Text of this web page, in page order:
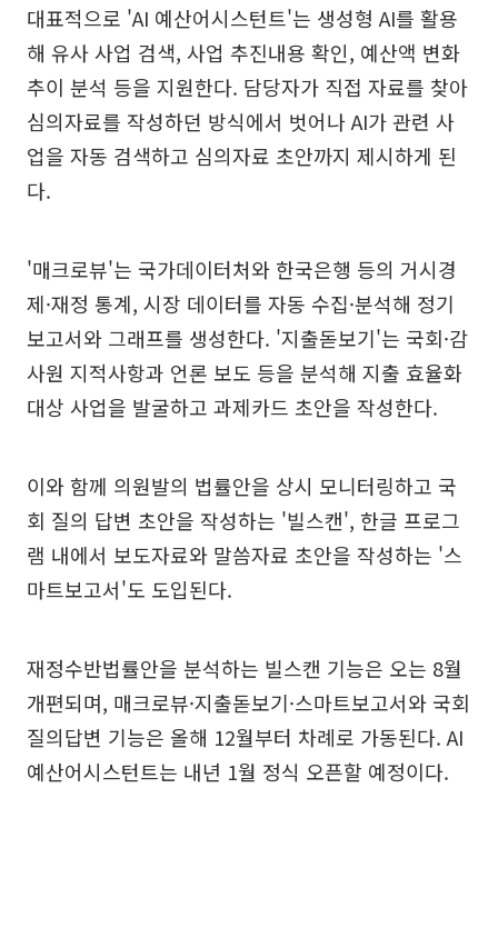
대표적으로 'AI 예산어시스턴트'는 생성형 AI를 활용
해 유사 사업 검색, 사업 추진내용 확인, 예산액 변화
추이 분석 등을 지원한다. 담당자가 직접 자료를 찾아
심의자료를 작성하던 방식에서 벗어나 AI가 관련 사
업을 자동 검색하고 심의자료 초안까지 제시하게 된
다.
'매크로뷰'는 국가데이터처와 한국은행 등의 거시경
제·재정 통계, 시장 데이터를 자동 수집·분석해 정기
보고서와 그래프를 생성한다. '지출돋보기'는 국회·감
사원 지적사항과 언론 보도 등을 분석해 지출 효율화
대상 사업을 발굴하고 과제카드 초안을 작성한다.
이와 함께 의원발의 법률안을 상시 모니터링하고 국
회 질의 답변 초안을 작성하는 '빌스캔', 한글 프로그
램 내에서 보도자료와 말씀자료 초안을 작성하는 '스
마트보고서'도 도입된다.
재정수반법률안을 분석하는 빌스캔 기능은 오는 8월
개편되며, 매크로뷰·지출돋보기·스마트보고서와 국회
질의답변 기능은 올해 12월부터 차례로 가동된다. AI
예산어시스턴트는 내년 1월 정식 오픈할 예정이다.